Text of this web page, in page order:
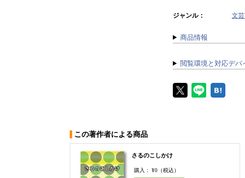
ジャンル： 文
商品情報
閲覧環境と対応デバ
この著作者による商品
さるのこしかけ
購入： ¥0 （税込）